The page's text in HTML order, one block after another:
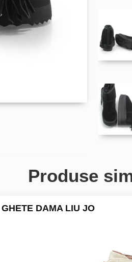
Produse
GHETE DAMA LIU JO